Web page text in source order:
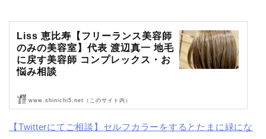
Liss 恵比寿【フリーランス美容師
のみの美容室】代表 渡辺真一 地毛
に戻す美容師 コンプレックス・お
悩み相談
Liss 恵比寿【フリーランス美容師のみの美容室】代表 渡辺真一 地毛
www.shinichi5.net（このサイト内）
【Twitterにてご相談】セルフカラーをするとたまに緑にな